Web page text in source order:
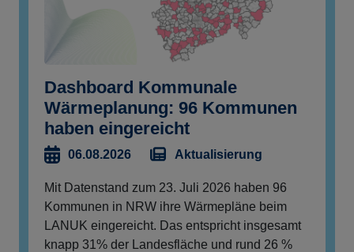
Dashboard Kommunale
Wärmeplanung: 96 Kommunen
haben eingereicht
06.08.2026 Aktualisierung
Mit Datenstand zum 23. Juli 2026 haben 96
Kommunen in NRW ihre Wärmepläne beim
LANUK eingereicht. Das entspricht insgesamt
knapp 31% der Landesfläche und rund 26 %